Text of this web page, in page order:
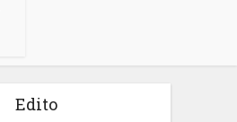
Edito